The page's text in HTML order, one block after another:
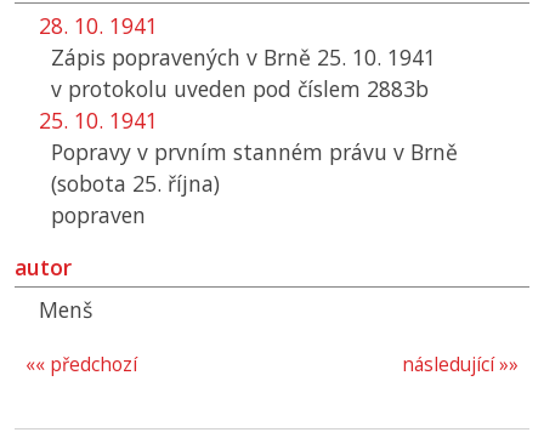
28. 10. 1941
Zápis popravených v Brně 25. 10. 1941
v protokolu uveden pod číslem 2883b
25. 10. 1941
Popravy v prvním stanném právu v Brně
(sobota 25. října)
popraven
autor
Menš
následující »»
«« předchozí